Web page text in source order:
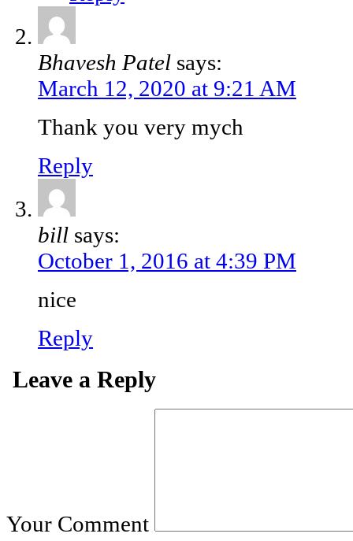
Bhavesh Patel says:
March 12, 2020 at 9:21 AM
Thank you very mych
Reply
bill says:
October 1, 2016 at 4:39 PM
nice
Reply
Leave a Reply
Your Comment